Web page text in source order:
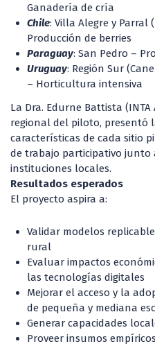
Ganadería de cría
Chile: Villa Alegre y Parral
Producción de berries
Paraguay: San Pedro –
Uruguay: Región Sur
– Horticultura intensiva
La Dra. Edurne Battista
regional del piloto, presentó
características de cada sitio
de trabajo participativo junto
instituciones locales.
Resultados esperados
El proyecto aspira a:
Validar modelos
rural
Evaluar impactos
las tecnologías digitales
Mejorar el acceso y la
de pequeña y mediana
Generar capacidades
Proveer insumos